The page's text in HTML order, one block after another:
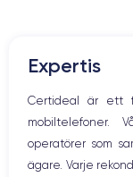
Puce A13 Bionic
Nom GPU
GPU 4 cœurs
Högtalare
Hem-knappen
Bluetooth
WiFi
Nätverk
Expertis
Certideal är ett
mobiltelefoner.
operatörer som
ägare. Varje